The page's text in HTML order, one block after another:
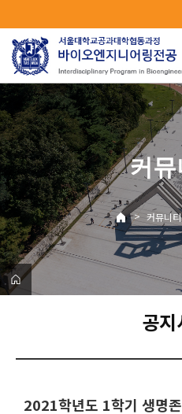
로
메
뉴
커뮤
> 커뮤니티
공
2021학년도 1학기 생명